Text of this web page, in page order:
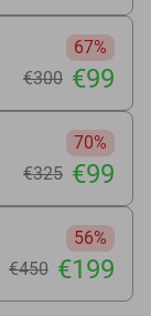
67%
€300 €99
70%
€325 €99
56%
€450 €199